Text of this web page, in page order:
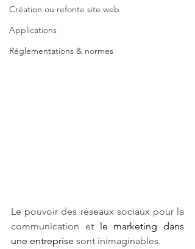
Création ou refonte site web
Applications
Réglementations & normes
Le pouvoir des réseaux sociaux pour la
communication et le marketing dans
une entreprise sont inimaginables.